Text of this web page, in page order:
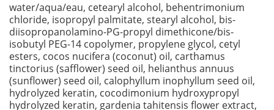
water/aqua/eau, cetearyl alcohol, behentrimonium
chloride, isopropyl palmitate, stearyl alcohol, bis-
diisopropanolamino-PG-propyl dimethicone/bis-
isobutyl PEG-14 copolymer, propylene glycol, cetyl
esters, cocos nucifera (coconut) oil, carthamus
tinctorius (safflower) seed oil, helianthus annuus
(sunflower) seed oil, calophyllum inophyllum seed oil,
hydrolyzed keratin, cocodimonium hydroxypropyl
hydrolyzed keratin, gardenia tahitensis flower extract,